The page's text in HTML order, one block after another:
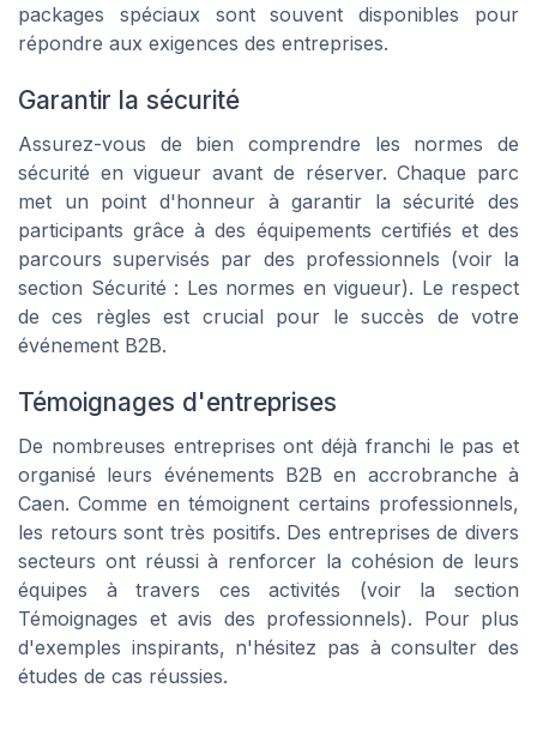
packages spéciaux sont souvent disponibles pour
répondre aux exigences des entreprises.
Garantir la sécurité
Assurez-vous de bien comprendre les normes de
sécurité en vigueur avant de réserver. Chaque parc
met un point d'honneur à garantir la sécurité des
participants grâce à des équipements certifiés et des
parcours supervisés par des professionnels (voir la
section Sécurité : Les normes en vigueur). Le respect
de ces règles est crucial pour le succès de votre
événement B2B.
Témoignages d'entreprises
De nombreuses entreprises ont déjà franchi le pas et
organisé leurs événements B2B en accrobranche à
Caen. Comme en témoignent certains professionnels,
les retours sont très positifs. Des entreprises de divers
secteurs ont réussi à renforcer la cohésion de leurs
équipes à travers ces activités (voir la section
Témoignages et avis des professionnels). Pour plus
d'exemples inspirants, n'hésitez pas à consulter des
études de cas réussies.